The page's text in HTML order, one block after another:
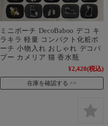
ミニポーチ DecoBaboo デコ キ
ラキラ 軽量 コンパクト化粧ポ
ーチ 小物入れ おしゃれ デコバ
ブー カメリア 猫 香水瓶
¥2,420(税込)
在庫を確認する